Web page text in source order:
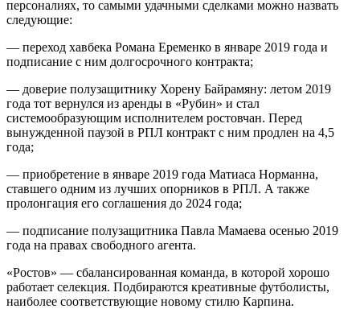
персоналиях, то самыми удачными сделками можно назвать
следующие:
— переход хавбека Романа Еременко в январе 2019 года и
подписание с ним долгосрочного контракта;
— доверие полузащитнику Хорену Байрамяну: летом 2019
года тот вернулся из аренды в «Рубин» и стал
системообразующим исполнителем ростовчан. Перед
вынужденной паузой в РПЛ контракт с ним продлен на 4,5
года;
— приобретение в январе 2019 года Матиаса Норманна,
ставшего одним из лучших опорников в РПЛ. А также
пролонгация его соглашения до 2024 года;
— подписание полузащитника Павла Мамаева осенью 2019
года на правах свободного агента.
«Ростов» — сбалансированная команда, в которой хорошо
работает селекция. Подбираются креативные футболисты,
наиболее соответствующие новому стилю Карпина.